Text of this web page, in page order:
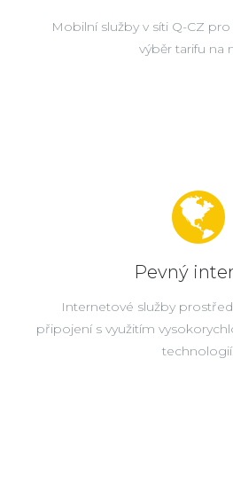
Mobilní služby v síti Q-CZ pro
výběr tarifu na
Pevný
Internetové služby
připojení s využitím
technologií.